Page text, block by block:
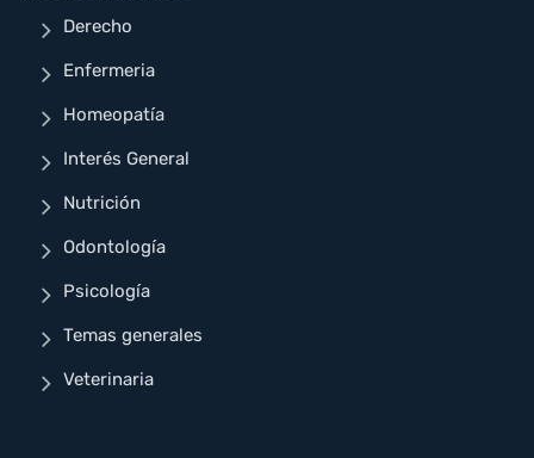
Derecho
Enfermeria
Homeopatía
Interés General
Nutrición
Odontología
Psicología
Temas generales
Veterinaria